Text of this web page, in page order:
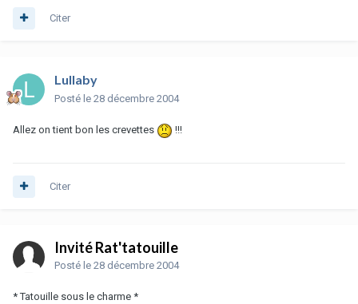
Citer
Lullaby
Posté le 28 décembre 2004
Allez on tient bon les crevettes !!!
Citer
Invité Rat'tatouille
Posté le 28 décembre 2004
* Tatouille sous le charme *